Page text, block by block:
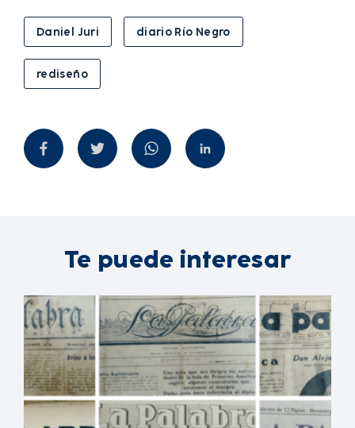
Daniel Juri diario Río Negro
rediseño
Te puede interesar